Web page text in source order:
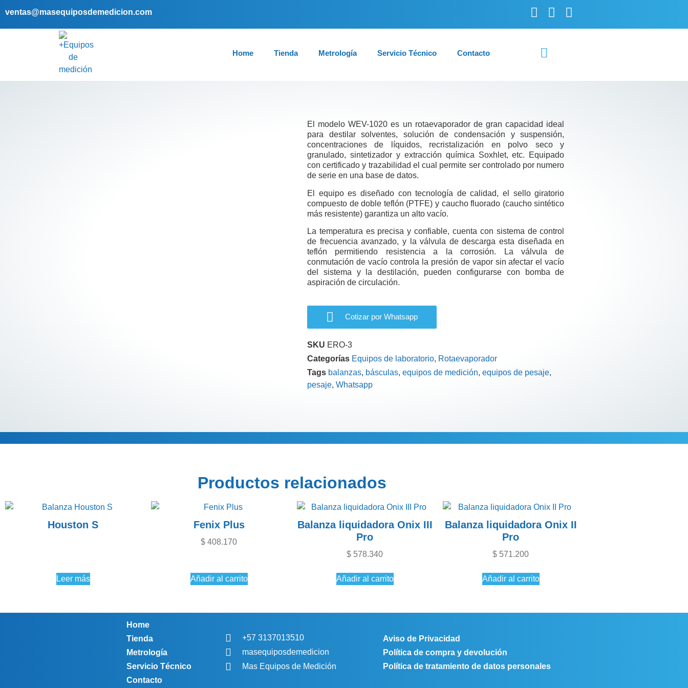
ventas@masequiposdemedicion.com
Home Tienda Metrología Servicio Técnico Contacto
El modelo WEV-1020 es un rotaevaporador de gran capacidad ideal
para destilar solventes, solución de condensación y suspensión,
concentraciones de líquidos, recristalización en polvo seco y
granulado, sintetizador y extracción química Soxhlet, etc. Equipado
con certificado y trazabilidad el cual permite ser controlado por numero
de serie en una base de datos.
El equipo es diseñado con tecnología de calidad, el sello giratorio
compuesto de doble teflón (PTFE) y caucho fluorado (caucho sintético
más resistente) garantiza un alto vacío.
La temperatura es precisa y confiable, cuenta con sistema de control
de frecuencia avanzado, y la válvula de descarga esta diseñada en
teflón permitiendo resistencia a la corrosión. La válvula de
conmutación de vacío controla la presión de vapor sin afectar el vacío
del sistema y la destilación, pueden configurarse con bomba de
aspiración de circulación.
Cotizar por Whatsapp
SKU ERO-3
Categorías Equipos de laboratorio, Rotaevaporador
Tags balanzas, básculas, equipos de medición, equipos de pesaje,
pesaje, Whatsapp
Descripción Información adicional
Productos relacionados
Houston S
Leer más
Fenix Plus
$ 408.170
Añadir al carrito
Balanza liquidadora Onix III
Pro
$ 578.340
Añadir al carrito
Balanza liquidadora Onix II
Pro
$ 571.200
Añadir al carrito
Home
Tienda
Metrología
Servicio Técnico
Contacto
+57 3137013510
masequiposdemedicion
Mas Equipos de Medición
Aviso de Privacidad
Política de compra y devolución
Política de tratamiento de datos personales